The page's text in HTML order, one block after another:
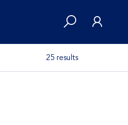
25 results